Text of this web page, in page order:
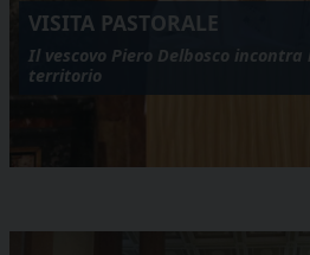
VISITA PASTORALE
Il vescovo Piero Delbosco
territorio